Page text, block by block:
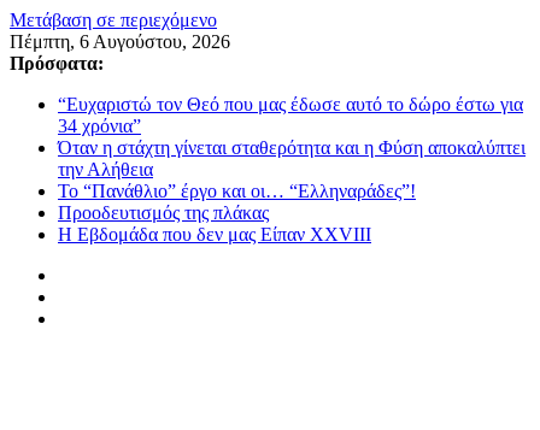
Μετάβαση σε περιεχόμενο
Πέμπτη, 6 Αυγούστου, 2026
Πρόσφατα:
“Ευχαριστώ τον Θεό που μας έδωσε αυτό το δώρο έστω για
34 χρόνια”
Όταν η στάχτη γίνεται σταθερότητα και η Φύση αποκαλύπτει
την Αλήθεια
Το “Πανάθλιο” έργο και οι… “Ελληναράδες”!
Προοδευτισμός της πλάκας
Η Εβδομάδα που δεν μας Είπαν XXVIII